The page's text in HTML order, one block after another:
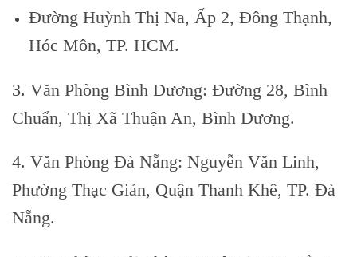
Đường Huỳnh Thị Na, Ấp 2, Đông Thạnh,
Hóc Môn, TP. HCM.
3. Văn Phòng Bình Dương: Đường 28, Bình
Chuẩn, Thị Xã Thuận An, Bình Dương.
4. Văn Phòng Đà Nẵng: Nguyễn Văn Linh,
Phường Thạc Giản, Quận Thanh Khê, TP. Đà
Nẵng.